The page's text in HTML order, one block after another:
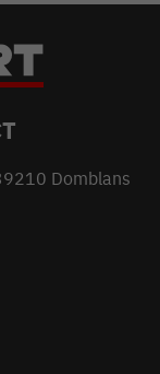
Domblans